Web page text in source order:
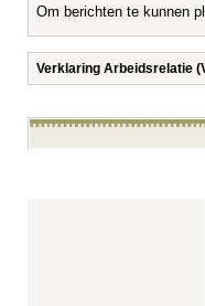
Om berichten te kunnen
Verklaring Arbeidsrelatie